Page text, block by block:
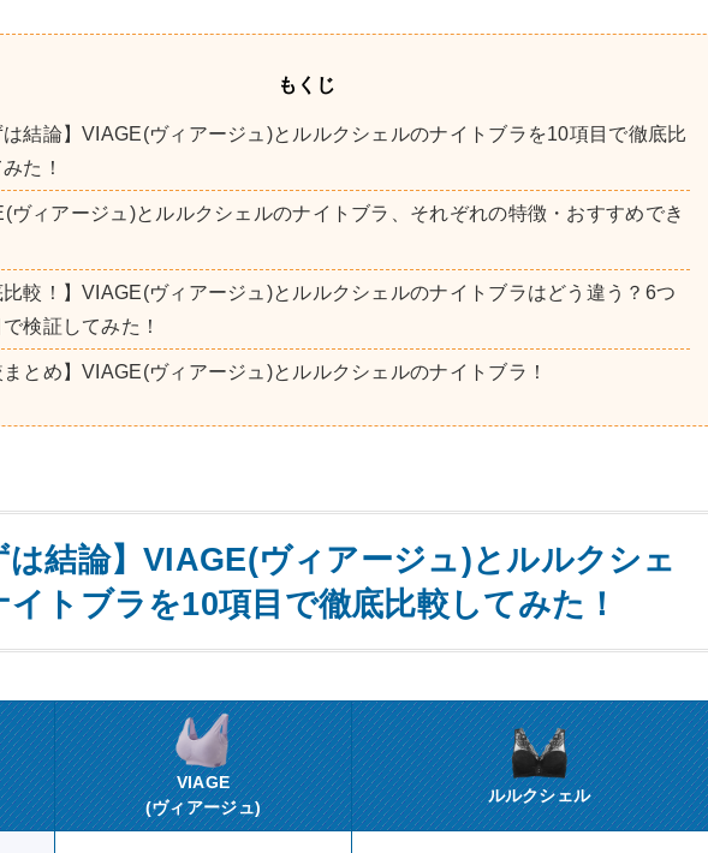
b
o
k
tt
er
a
もくじ
は結論】VIAGE(ヴィアージュ)とルルクシェルのナイトブラを10項目で徹底比
た！
ヴィアージュ)とルルクシェルのナイトブラ、それぞれの特徴・おすすめでき
比較！】VIAGE(ヴィアージュ)とルルクシェルのナイトブラはどう違う？6つ
検証してみた！
まとめ】VIAGE(ヴィアージュ)とルルクシェルのナイトブラ！
は結論】VIAGE(ヴィアージュ)とルルクシェ
イトブラを10項目で徹底比較してみた！
VIAGE
(ヴィアージュ)
ルルクシェル